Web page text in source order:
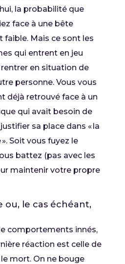
la probabilité que
face à une bête
faible. Mais ce sont les
qui entrent en jeu
en situation de
personne. Vous vous
déjà retrouvé face à un
qui avait besoin de
sa place dans « la
Soit vous fuyez le
battez (pas avec les
maintenir votre propre
ou, le cas échéant,
comportements innés,
réaction est celle de
mort. On ne bouge